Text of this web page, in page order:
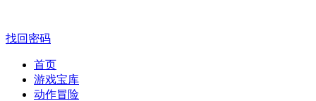
找回密码
首页
游戏宝库
动作冒险